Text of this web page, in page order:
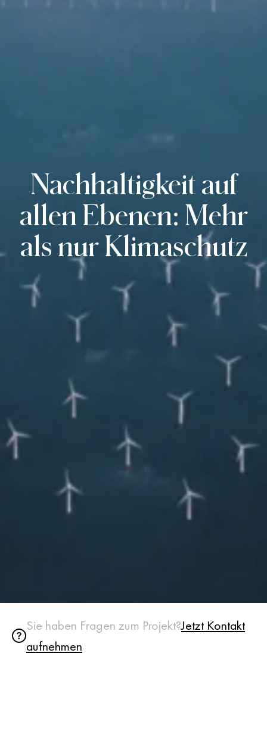
Nachhaltigkeit auf
allen Ebenen: Mehr
als nur Klimaschutz
Sie haben Fragen zum Projekt?Jetzt Kontakt
aufnehmen